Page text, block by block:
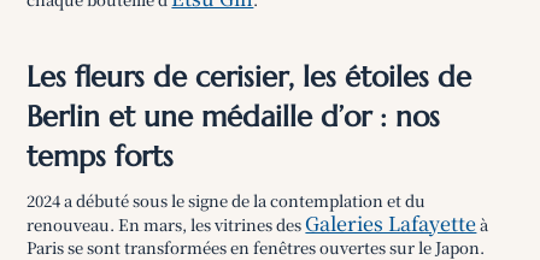
Les fleurs de cerisier, les étoiles de
Berlin et une médaille d’or : nos
temps forts
2024 a débuté sous le signe de la contemplation et du
renouveau. En mars, les vitrines desGaleries Lafayetteà
Paris se sont transformées en fenêtres ouvertes sur le Japon.